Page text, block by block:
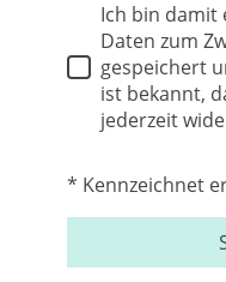
Ich bin damit
Daten zum
gespeichert
ist bekannt,
jederzeit
* Kennzeichnet